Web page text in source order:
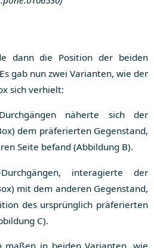
dann die Position der beiden
gab nun zwei Varianten, wie der
sich verhielt:
näherte sich der
dem präferierten Gegenstand,
Seite befand (Abbildung B).
interagierte der
mit dem anderen Gegenstand,
des ursprünglich präferierten
C).
maßen in beiden Varianten, wie